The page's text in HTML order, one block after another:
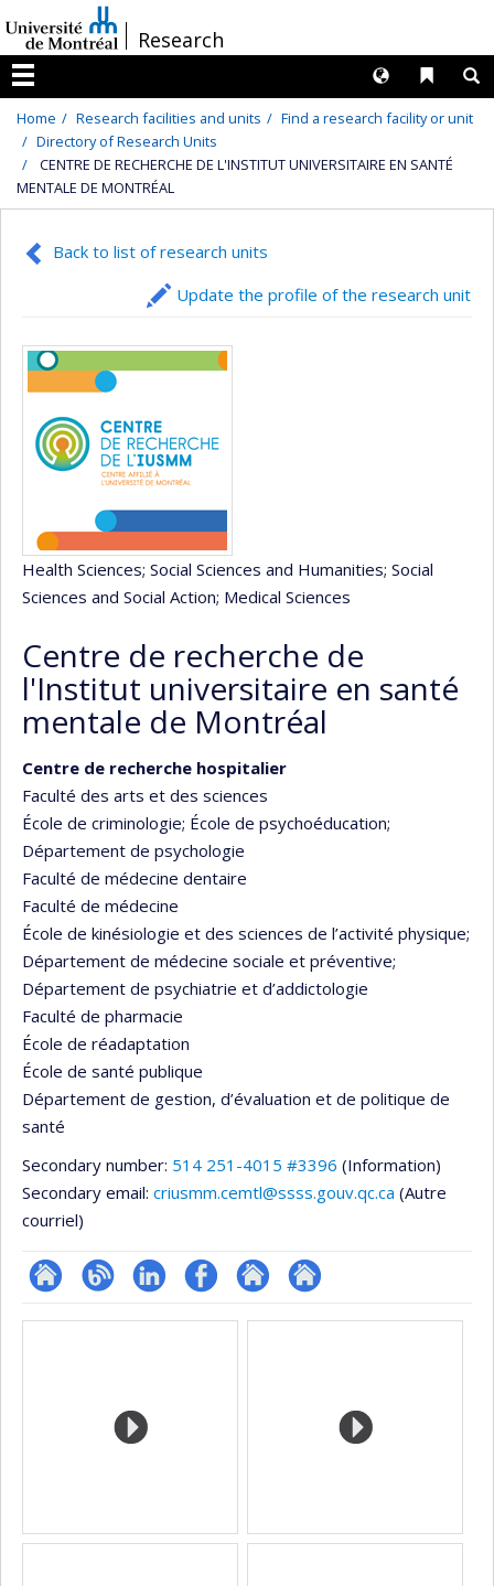
au
contenu
/Research
Menu
Liens
Langues
Home Research facilities and units
Find a research facility or unit
Directory of Research Units
CENTRE DE RECHERCHE DE L'INSTITUT UNIVERSITAIRE EN SANTÉ
MENTALE DE MONTRÉAL
Back to list of research units
Update the profile of the research unit
Health Sciences; Social Sciences and Humanities; Social
Sciences and Social Action; Medical Sciences
Centre de recherche de
l'Institut universitaire en santé
mentale de Montréal
Centre de recherche hospitalier
Faculté des arts et des sciences
École de criminologie; École de psychoéducation;
Département de psychologie
Faculté de médecine dentaire
Faculté de médecine
École de kinésiologie et des sciences de l’activité physique;
Département de médecine sociale et préventive;
Département de psychiatrie et d’addictologie
Faculté de pharmacie
École de réadaptation
École de santé publique
Département de gestion, d’évaluation et de politique de
santé
Secondary number: 514 251-4015 #3396 (Information)
Secondary email: criusmm.cemtl@ssss.gouv.qc.ca (Autre
courriel)
Site
BlogueLinkedInProfil Autre Autre
Media